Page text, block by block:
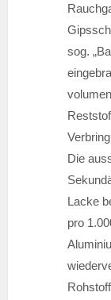
sog.
Die
Lacke
pro